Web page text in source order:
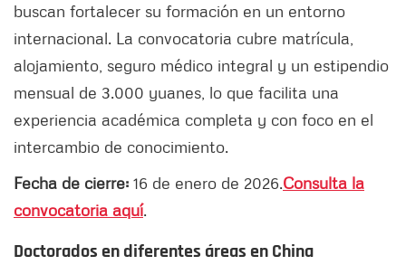
buscan fortalecer su formación en un entorno
internacional. La convocatoria cubre matrícula,
alojamiento, seguro médico integral y un estipendio
mensual de 3.000 yuanes, lo que facilita una
experiencia académica completa y con foco en el
intercambio de conocimiento.
Fecha de cierre: 16 de enero de 2026.Consulta la
convocatoria aquí.
Doctorados en diferentes áreas en China